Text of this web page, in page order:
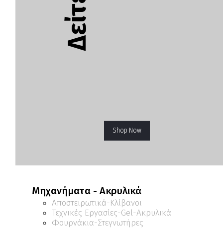
Shop Now
Μηχανήματα - Ακρυλικά
Αποστειρωτικά-Κλίβανοι
Τεχνικές Εργασίες-Gel-Ακρυλικά
Φουρνάκια-Στεγνωτήρες